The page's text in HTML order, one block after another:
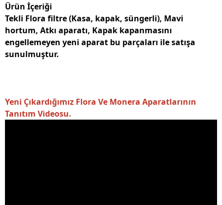
Ürün İçeriği
Tekli Flora filtre (Kasa, kapak, süngerli), Mavi
hortum, Atkı aparatı, Kapak kapanmasını
engellemeyen yeni aparat bu parçaları ile satışa
sunulmuştur.
Yeni Çıkardığımız Flora Ve Monera Aparatlarının
Tanıtım Videosu.